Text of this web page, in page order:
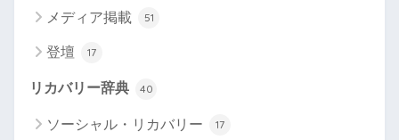
メディア掲載 51
登壇 17
リカバリー辞典 40
ソーシャル・リカバリー 17